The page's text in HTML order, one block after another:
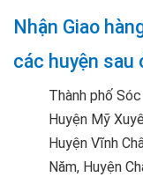
Nhận Giao
các huyện sau
Thành phố
Huyện Mỹ
Huyện Vĩnh
Năm, Huyện